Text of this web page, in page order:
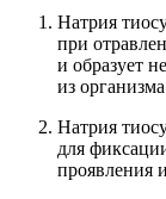
Натрия
при
и образует
из
Натрия
для
проявления